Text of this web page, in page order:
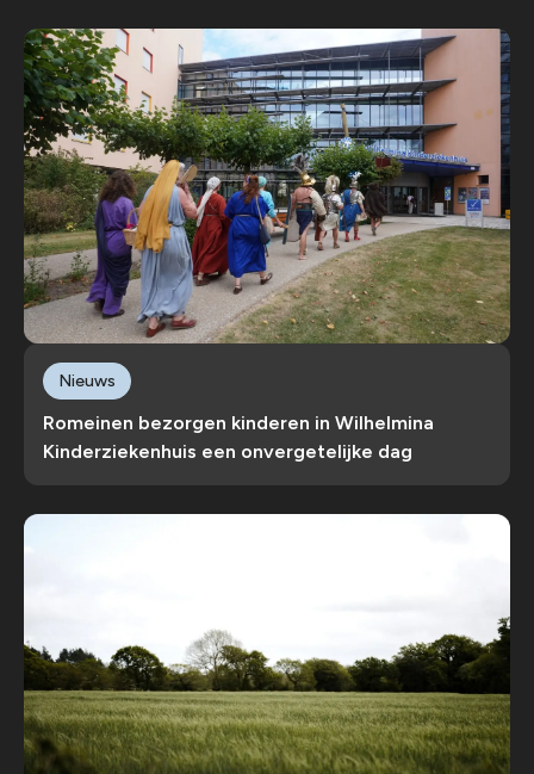
Romeinen bezorgen kinderen in Wilhelmina
Kinderziekenhuis een onvergetelijke dag
Nieuws